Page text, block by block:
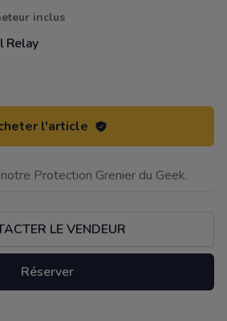
inclus
Relay
l'article
Protection Grenier du Geek.
LE VENDEUR
Réserver